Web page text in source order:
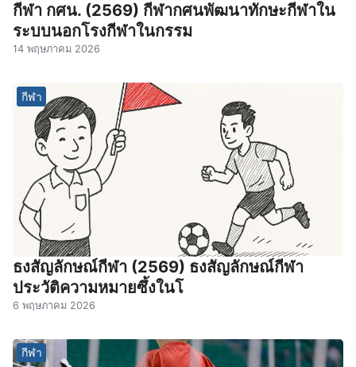
กีฬา กศน. (2569) กีฬากศนพัฒนาทักษะกีฬาใน
ระบบนอกโรงกีฬาในกรรม
14 พฤษภาคม 2026
กีฬา
ธงสัญลักษณ์กีฬา (2569) ธงสัญลักษณ์กีฬา
ประวัติความหมายซึ้งในโ
6 พฤษภาคม 2026
กีฬา